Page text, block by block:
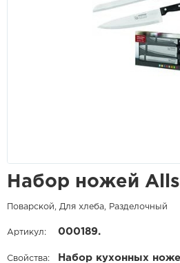
Набор ножей
Поварской, Для хлеба, Разделочный
Артикул: 000189.
Свойства:
Набор кухонных